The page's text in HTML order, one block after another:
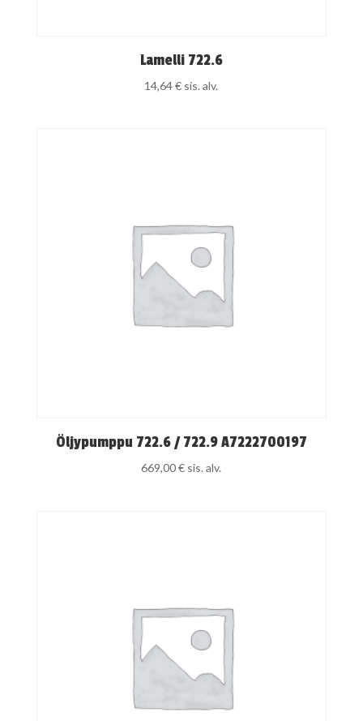
Lamelli 722.6
14,64€ sis. alv.
Öljypumppu 722.6 / 722.9 A7222700197
669,00€ sis. alv.